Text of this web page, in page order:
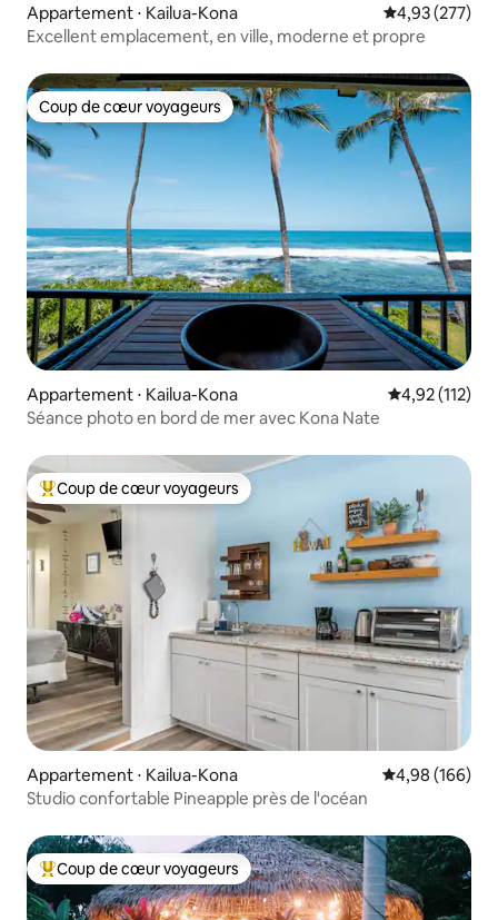
Appartement ⋅ Kailua-Kona Évaluation
4,93 (277)
Excellent emplacement, en ville, moderne et propre
Coup de cœur voyageurs
Coup de cœur voyageurs
Appartement ⋅ Kailua-Kona Évaluation
4,92 (112)
Séance photo en bord de mer avec Kona Nate
Coups de cœur voyageurs les plus appréciés
Coup de cœur voyageurs
Appartement ⋅ Kailua-Kona Évaluation
4,98 (166)
Studio confortable Pineapple près de l'océan
Coups de cœur voyageurs les plus appréciés
Coup de cœur voyageurs